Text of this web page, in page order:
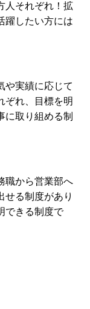
人それぞれ！拡
躍したい方には
や実績に応じて
ぞれ、目標を明
に取り組める制
職から営業部へ
せる制度があり
できる制度で